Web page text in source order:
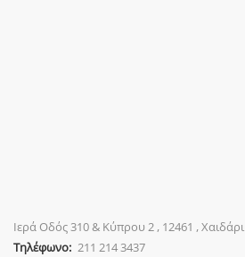
Ιερά Οδός 310 & Κύπρου 2 , 12461 , Χαιδάρι
Τηλέφωνο:211 214 3437